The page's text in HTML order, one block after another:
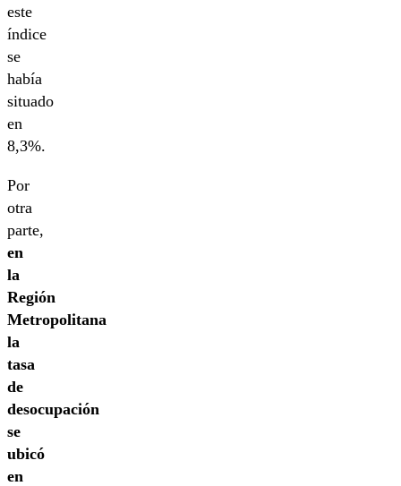
este
índice
se
había
situado
en
8,3%.
Por
otra
parte,
en
la
Región
Metropolitana
la
tasa
de
desocupación
se
ubicó
en